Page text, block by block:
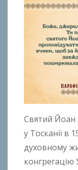
Святий Йоан
у Тосканії в
духовному
конгрегацію